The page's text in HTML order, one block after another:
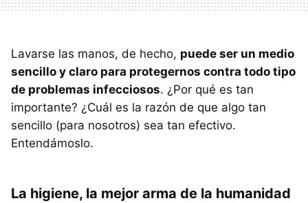
Lavarse las manos, de hecho, puede ser un medio
sencillo y claro para protegernos contra todo tipo
de problemas infecciosos. ¿Por qué es tan
importante? ¿Cuál es la razón de que algo tan
sencillo (para nosotros) sea tan efectivo.
Entendámoslo.
La higiene, la mejor arma de la humanidad